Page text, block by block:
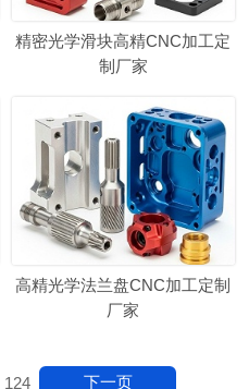
精密光学滑块高精CNC加工定
制厂家
高精光学法兰盘CNC加工定制
厂家
124 下一页